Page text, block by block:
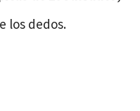
los dedos.